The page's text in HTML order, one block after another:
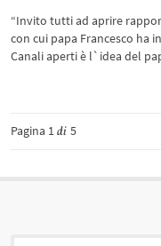
“Invito tutti ad aprire
con cui papa Francesco ha
Canali aperti è l`idea del
Pagina 1di 5